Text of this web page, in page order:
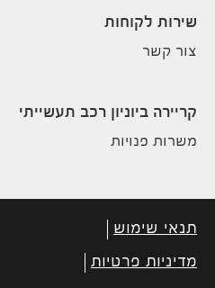
שירות לקוחות
צור קשר
קריירה ביוניון רכב תעשייתי
משרות פנויות
תנאי שימוש
מדיניות פרטיות